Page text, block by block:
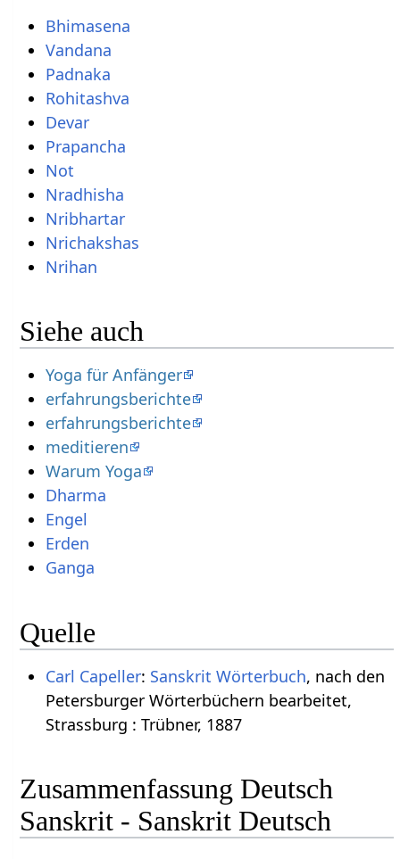
Bhimasena
Vandana
Padnaka
Rohitashva
Devar
Prapancha
Not
Nradhisha
Nribhartar
Nrichakshas
Nrihan
Siehe auch
Yoga für Anfänger
erfahrungsberichte
erfahrungsberichte
meditieren
Warum Yoga
Dharma
Engel
Erden
Ganga
Quelle
Carl Capeller: Sanskrit Wörterbuch, nach den
Petersburger Wörterbüchern bearbeitet,
Strassburg : Trübner, 1887
Zusammenfassung Deutsch
Sanskrit - Sanskrit Deutsch